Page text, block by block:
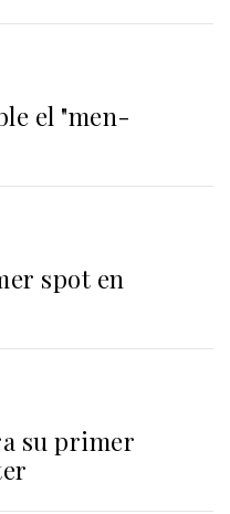
el "men-
spot en
su primer